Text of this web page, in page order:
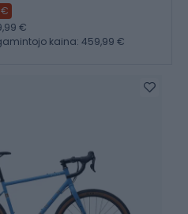
€
kaina: 459,99 €